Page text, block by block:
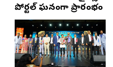
పోర్టల్ ఘనంగా ప్రారంభం